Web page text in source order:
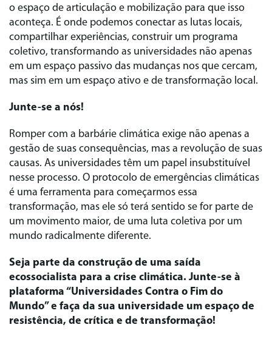
o espaço de articulação e mobilização para que isso
aconteça. É onde podemos conectar as lutas locais,
compartilhar experiências, construir um programa
coletivo, transformando as universidades não apenas
em um espaço passivo das mudanças nos que cercam,
mas sim em um espaço ativo e de transformação local.
Junte-se a nós!
Romper com a barbárie climática exige não apenas a
gestão de suas consequências, mas a revolução de suas
causas. As universidades têm um papel insubstituível
nesse processo. O protocolo de emergências climáticas
é uma ferramenta para começarmos essa
transformação, mas ele só terá sentido se for parte de
um movimento maior, de uma luta coletiva por um
mundo radicalmente diferente.
Seja parte da construção de uma saída
ecossocialista para a crise climática. Junte-se à
plataforma “Universidades Contra o Fim do
Mundo” e faça da sua universidade um espaço de
resistência, de crítica e de transformação!